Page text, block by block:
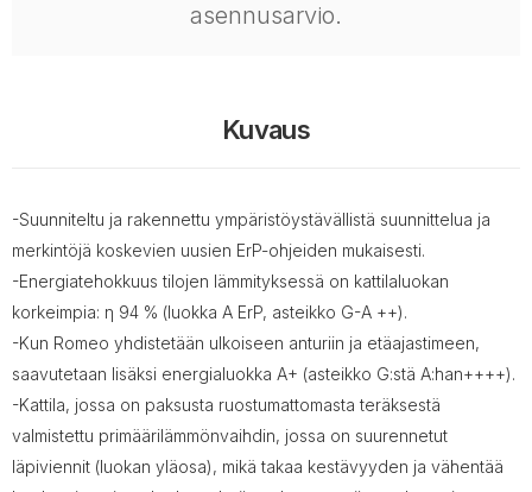
asennusarvio.
Kuvaus
-Suunniteltu ja rakennettu ympäristöystävällistä suunnittelua ja
merkintöjä koskevien uusien ErP-ohjeiden mukaisesti.
-Energiatehokkuus tilojen lämmityksessä on kattilaluokan
korkeimpia: η 94 % (luokka A ErP, asteikko G-A ++).
-Kun Romeo yhdistetään ulkoiseen anturiin ja etäajastimeen,
saavutetaan lisäksi energialuokka A+ (asteikko G:stä A:han++++).
-Kattila, jossa on paksusta ruostumattomasta teräksestä
valmistettu primäärilämmönvaihdin, jossa on suurennetut
läpiviennit (luokan yläosa), mikä takaa kestävyyden ja vähentää